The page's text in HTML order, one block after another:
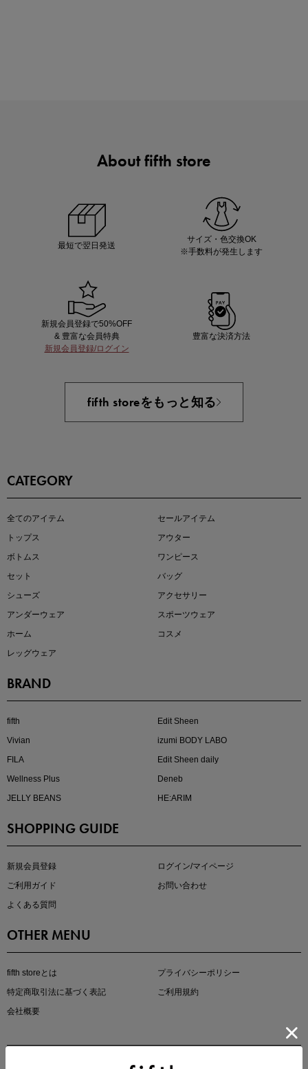
即戦力アイテム続々対象
大人の着映えアイテム5選
マストバイアイテム
About fifth store
最短で翌日発送
サイズ・色交換OK
※手数料が発生します
新規会員登録で50%OFF
& 豊富な会員特典
新規会員登録/ログイン
豊富な決済方法
fifth storeをもっと知る
CATEGORY
全てのアイテム
セールアイテム
トップス
アウター
ボトムス
ワンピース
セット
バッグ
シューズ
アクセサリー
アンダーウェア
スポーツウェア
ホーム
コスメ
レッグウェア
BRAND
fifth
Edit Sheen
Vivian
izumi BODY LABO
FILA
Edit Sheen daily
Wellness Plus
Deneb
JELLY BEANS
HE:ARIM
SHOPPING GUIDE
新規会員登録
ログイン/マイページ
ご利用ガイド
お問い合わせ
よくある質問
OTHER MENU
fifth storeとは
プライバシーポリシー
特定商取引法に基づく表記
ご利用規約
会社概要